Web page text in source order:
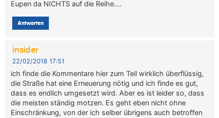
Eupen da NICHTS auf die Reihe….
Antworten
insider
22/02/2018 17:51
ich finde die Kommentare hier zum Teil wirklich überflüssig,
die Straße hat eine Erneuerung nötig und ich finde es gut,
dass es endlich umgesetzt wird. Aber es ist leider so, dass
die meisten ständig motzen. Es geht eben nicht ohne
Einschränkung, von der ich selber übrigens auch betroffen